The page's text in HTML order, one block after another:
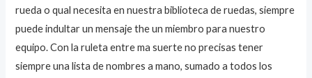
rueda o qual necesita en nuestra biblioteca de ruedas, siempre
puede indultar un mensaje the un miembro para nuestro
equipo. Con la ruleta entre ma suerte no precisas tener
siempre una lista de nombres a mano, sumado a todos los